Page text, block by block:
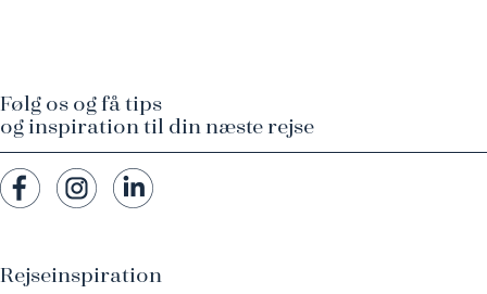
Rejseinspiration
Følg os og få tips
og inspiration til din næste rejse